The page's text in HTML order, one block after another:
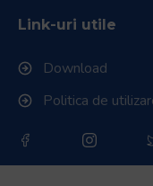
Link-uri utile
Download
Politica de